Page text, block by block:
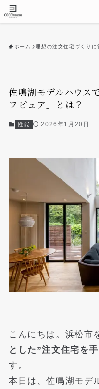
ホーム 理想の注文住宅づくりに
佐鳴湖モデルハウス
フピュア」とは？
性能 2026年1月20日
こんにちは。浜松市
とした”注文住宅を
す。
本日は、佐鳴湖モデ